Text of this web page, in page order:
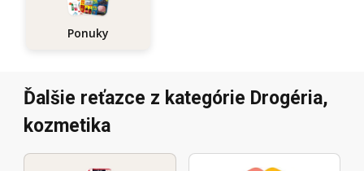
Ponuky
Ďalšie reťazce z kategórie Drogéria,
kozmetika